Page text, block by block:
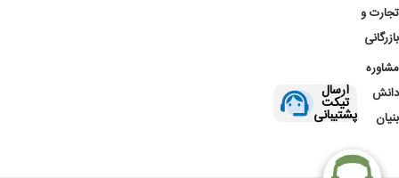
تجارت و
بازرگانی
مشاوره
دانش
بنیان
ارسال
تیکت
پشتیبانی